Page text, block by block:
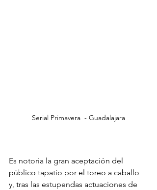
Serial Primavera  - Guadalajara
Es notoria la gran aceptación del
público tapatío por el toreo a caballo
y, tras las estupendas actuaciones de